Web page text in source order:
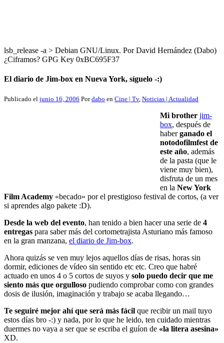
lsb_release -a > Debian GNU/Linux. Por David Hernández (Dabo)
¿Ciframos? GPG Key 0xBC695F37
El diario de Jim-box en Nueva York, síguelo -:)
Publicado el junio 16, 2006 Pordabo en Cine | Tv, Noticias | Actualidad
Mi brother jim-
box, después de
haberganado el
notodofilmfest de
este año, además
de la pasta (que le
viene muy bien),
disfruta de un mes
en la New York
Film Academy «becado» por el prestigioso festival de cortos, (a ver
si aprendes algo pakete :D).
Desde la web del evento, han tenido a bien hacer una serie de 4
entregas para saber más del cortometrajista Asturiano más famoso
en la gran manzana, el diario de Jim-box.
Ahora quizás se ven muy lejos aquellos días de risas, horas sin
dormir, ediciones de vídeo sin sentido etc etc. Creo que habré
actuado en unos 4 o 5 cortos de suyos y solo puedo decir que me
siento más que orgulloso pudiendo comprobar como con grandes
dosis de ilusión, imaginación y trabajo se acaba llegando…
Te seguiré mejor ahí que será más fácil que recibir un mail tuyo
estos días bro -:) y nada, por lo que he leido, ten cuidado mientras
duermes no vaya a ser que se escriba el guíon de «la litera asesina»
XD.